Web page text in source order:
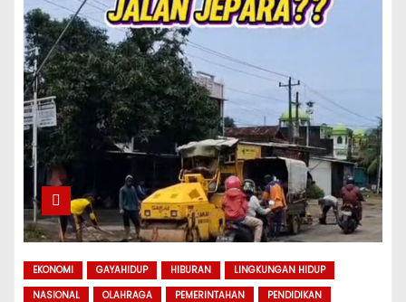
EKONOMI GAYAHIDUP HIBURAN
LINGKUNGAN HIDUP
NASIONAL
OLAHRAGA PEMERINTAHAN
PENDIDIKAN